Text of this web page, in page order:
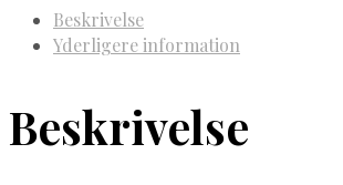
Beskrivelse
Yderligere information
Beskrivelse